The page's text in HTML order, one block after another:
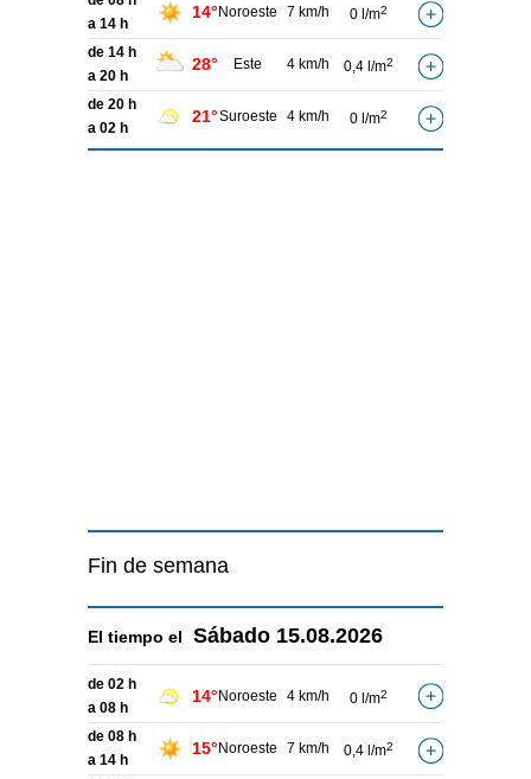
a 14 h
14° Noroeste 7 km/h 0 l/m2
de 14 h
a 20 h
28° Este 4 km/h 0,4 l/m2
de 20 h
a 02 h
21°Suroeste 4 km/h 0 l/m2
Fin de semana
El tiempo el Sábado 15.08.2026
de 02 h
a 08 h
14° Noroeste 4 km/h 0 l/m2
de 08 h
a 14 h
15° Noroeste 7 km/h 0,4 l/m2